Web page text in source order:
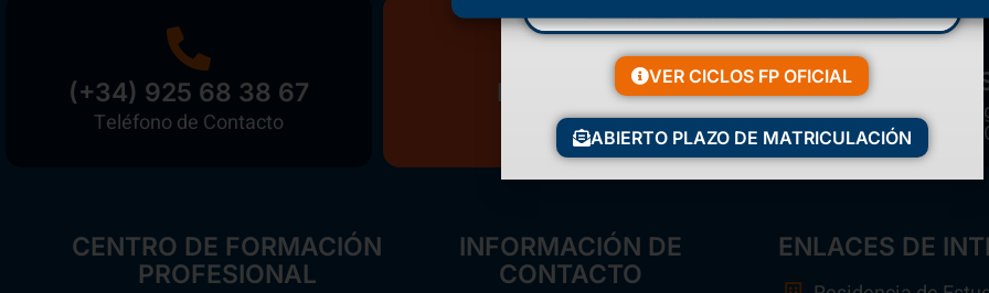
(+34) 925 68 38 67
Teléfono de Contacto
Matriculación Abierta
¡Reserva tu plaza ahora!
CENTRO DE FORMACIÓN
PROFESIONAL
INFORMACIÓN DE
CONTACTO
ENLACES DE
VER CICLOS FP OFICIAL
ABIERTO PLAZO DE MATRICULACIÓN